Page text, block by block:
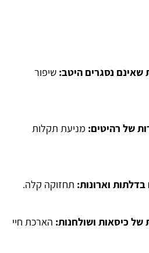
שאינם נסגרים היטב: שיפור
של רהיטים: מניעת תקלות
בדלתות וארונות: תחזוקה קלה.
של כיסאות ושולחנות: הארכת חיי